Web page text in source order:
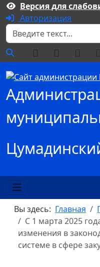
Версия для
Авторизация
Поиск
Вы здесь: Главная
С 1 марта 2025
изменения в
системе в сфере